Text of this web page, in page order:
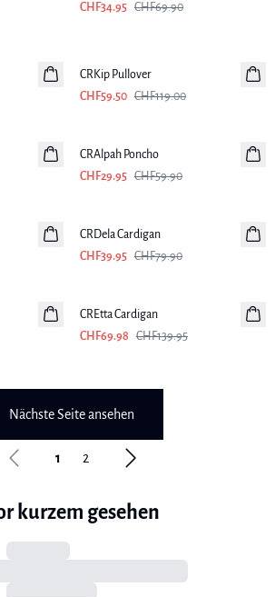
CHF34.95 CHF69.90
CRKip Pullover
CHF59.50 CHF119.00
CRAlpah Poncho
CHF29.95 CHF59.90
CRDela Cardigan
CHF39.95 CHF79.90
CREtta Cardigan
CHF69.98
CHF139.95
Nächste Seite ansehen
1 2
nach einem Basic-Strickpullover
Finden Sie genau den
bei Cream